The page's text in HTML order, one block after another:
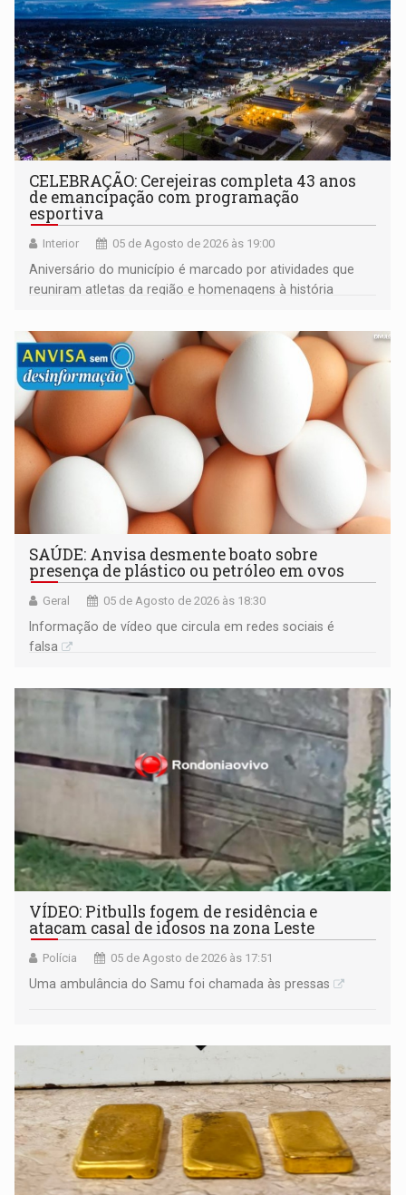
CELEBRAÇÃO: Cerejeiras completa 43 anos
de emancipação com programação
esportiva
Interior 05 de Agosto de 2026 às 19:00
Aniversário do município é marcado por atividades que
reuniram atletas da região e homenagens à história
SAÚDE: Anvisa desmente boato sobre
presença de plástico ou petróleo em ovos
Geral 05 de Agosto de 2026 às 18:30
Informação de vídeo que circula em redes sociais é
falsa
VÍDEO: Pitbulls fogem de residência e
atacam casal de idosos na zona Leste
Polícia 05 de Agosto de 2026 às 17:51
Uma ambulância do Samu foi chamada às pressas